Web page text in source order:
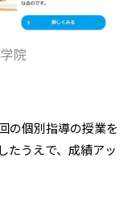
院
の個別指導の授業を
たうえで、成績アッ